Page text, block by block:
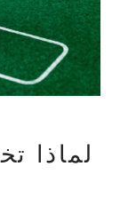
لماذا